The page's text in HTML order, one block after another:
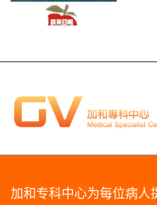
加和专科中心为每位病人